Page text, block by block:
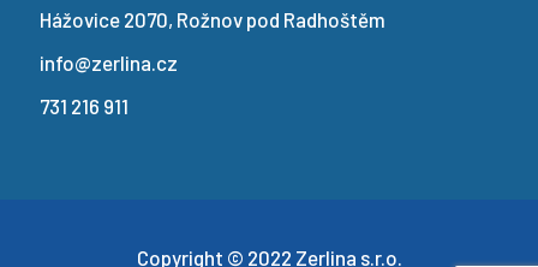
Hážovice 2070, Rožnov pod Radhoštěm
info@zerlina.cz
731 216 911
Copyright © 2022 Zerlina s.r.o.